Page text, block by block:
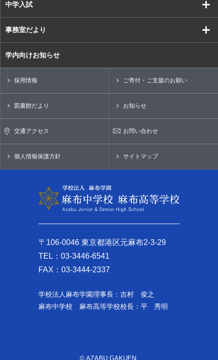
中学入試
事務室だより
学内向けお知らせ
採用情報 ご寄付・ご支援のお願い
図書館だより お知らせ
交通アクセス お問い合わせ
個人情報保護方針 サイトマップ
〒106-0046 東京都港区元麻布2-3-29
TEL：03-3446-6541
FAX：03-3444-2337
学校法人麻布学園理事長：吉村 俊之
麻布中学校 麻布高等学校校長：平 秀明
© AZABU GAKUEN.